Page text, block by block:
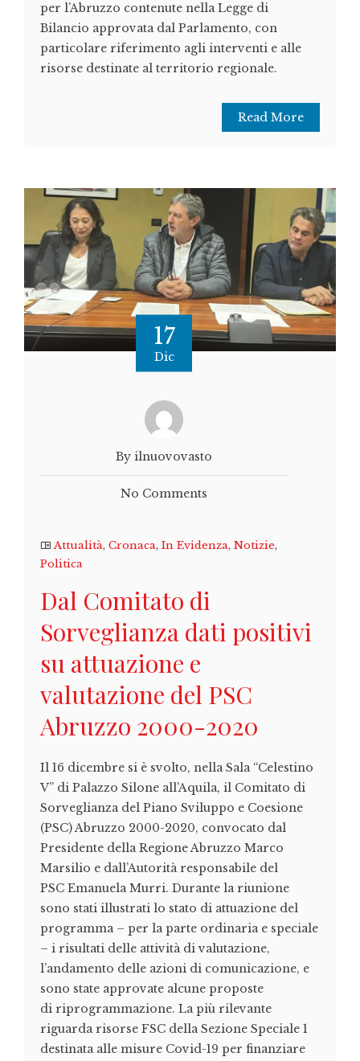
per l’Abruzzo contenute nella Legge di
Bilancio approvata dal Parlamento, con
particolare riferimento agli interventi e alle
risorse destinate al territorio regionale.
Read More
17
Dic
By ilnuovovasto
No Comments
Attualità, Cronaca, In Evidenza, Notizie,
Politica
Dal Comitato di
Sorveglianza dati positivi
su attuazione e
valutazione del PSC
Abruzzo 2000-2020
Il 16 dicembre si è svolto, nella Sala “Celestino
V” di Palazzo Silone all’Aquila, il Comitato di
Sorveglianza del Piano Sviluppo e Coesione
(PSC) Abruzzo 2000-2020, convocato dal
Presidente della Regione Abruzzo Marco
Marsilio e dall’Autorità responsabile del
PSC Emanuela Murri. Durante la riunione
sono stati illustrati lo stato di attuazione del
programma – per la parte ordinaria e speciale
– i risultati delle attività di valutazione,
l’andamento delle azioni di comunicazione, e
sono state approvate alcune proposte
di riprogrammazione. La più rilevante
riguarda risorse FSC della Sezione Speciale 1
destinata alle misure Covid-19 per finanziare